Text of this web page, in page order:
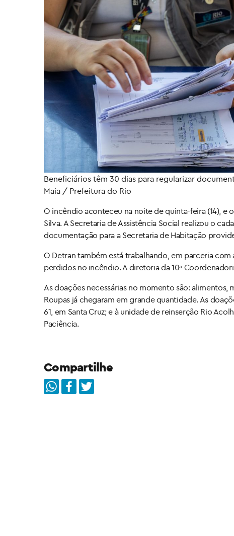
Beneficiários têm 30 dias para regularizar
Maia / Prefeitura do Rio
O incêndio aconteceu na noite de quinta-feira (14),
Silva. A Secretaria de Assistência Social realizou o
documentação para a Secretaria de Habitação
O Detran também está trabalhando, em parceria
perdidos no incêndio. A diretoria da 10ª
As doações necessárias no momento são: alimentos,
Roupas já chegaram em grande quantidade. As
61, em Santa Cruz; e à unidade de reinserção Rio
Paciência.
Compartilhe